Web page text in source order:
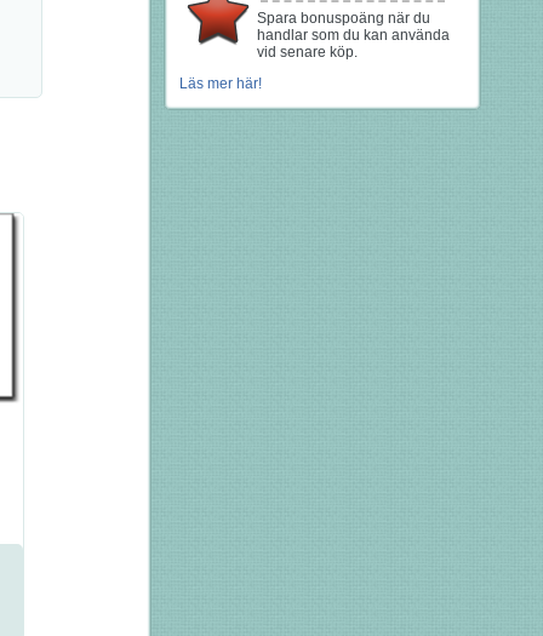
Spara bonuspoäng när du
handlar som du kan använda
vid senare köp.
Läs mer här!